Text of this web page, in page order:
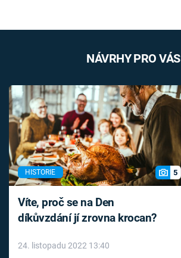
NÁVRHY PRO VÁS
HISTORIE 5
Víte, proč se na Den
díkůvzdání jí zrovna krocan?
24. listopadu 2022 13:40